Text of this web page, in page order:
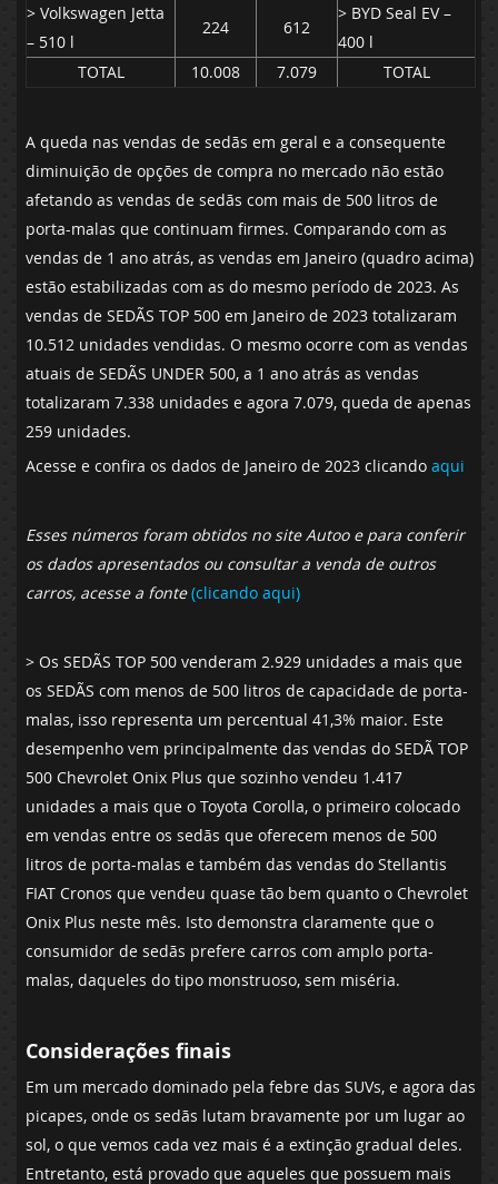
> Volkswagen Jetta
– 510 l
224 612
> BYD Seal EV –
400 l
TOTAL
10.008 7.079 TOTAL
A queda nas vendas de sedãs em geral e a consequente
diminuição de opções de compra no mercado não estão
afetando as vendas de sedãs com mais de 500 litros de
porta-malas que continuam firmes. Comparando com as
vendas de 1 ano atrás, as vendas em Janeiro (quadro acima)
estão estabilizadas com as do mesmo período de 2023. As
vendas de SEDÃS TOP 500 em Janeiro de 2023 totalizaram
10.512 unidades vendidas. O mesmo ocorre com as vendas
atuais de SEDÃS UNDER 500, a 1 ano atrás as vendas
totalizaram 7.338 unidades e agora 7.079, queda de apenas
259 unidades.
Acesse e confira os dados de Janeiro de 2023 clicando aqui
Esses números foram obtidos no site Autoo e para conferir
os dados apresentados ou consultar a venda de outros
carros, acesse a fonte(clicando aqui)
> Os SEDÃS TOP 500 venderam 2.929 unidades a mais que
os SEDÃS com menos de 500 litros de capacidade de porta-
malas, isso representa um percentual 41,3% maior. Este
desempenho vem principalmente das vendas do SEDÃ TOP
500 Chevrolet Onix Plus que sozinho vendeu 1.417
unidades a mais que o Toyota Corolla, o primeiro colocado
em vendas entre os sedãs que oferecem menos de 500
litros de porta-malas e também das vendas do Stellantis
FIAT Cronos que vendeu quase tão bem quanto o Chevrolet
Onix Plus neste mês. Isto demonstra claramente que o
consumidor de sedãs prefere carros com amplo porta-
malas, daqueles do tipo monstruoso, sem miséria.
Considerações finais
Em um mercado dominado pela febre das SUVs, e agora das
picapes, onde os sedãs lutam bravamente por um lugar ao
sol, o que vemos cada vez mais é a extinção gradual deles.
Entretanto, está provado que aqueles que possuem mais